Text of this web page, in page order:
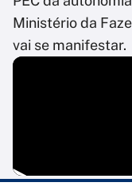
Ministério da
vai se manifestar.